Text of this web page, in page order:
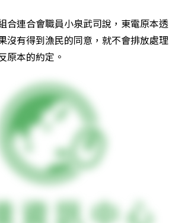
合連合會職員小泉武司說，東電原本透
沒有得到漁民的同意，就不會排放處理
原本的約定。